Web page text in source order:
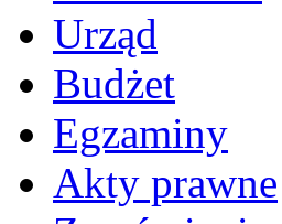
Urząd
Budżet
Egzaminy
Akty prawne